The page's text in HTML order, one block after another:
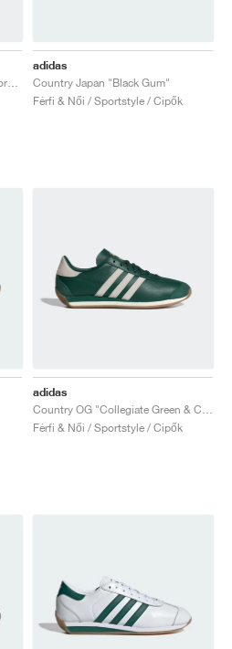
adidas
Country Japan "Black Gum"
Férfi & Női / Sportstyle / Cipők
adidas
Férfi & Női / Sportstyle / Cipők